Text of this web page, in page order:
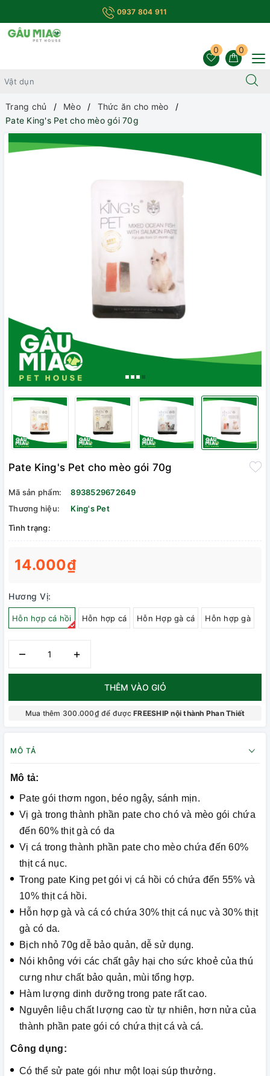
0937 804 911
0
0
Trang chủ Mèo
Thức ăn cho mèo
Pate King's Pet cho mèo gói 70g
Pate King's Pet cho mèo gói 70g
Mã sản phẩm:
8938529672649
Thương hiệu:
King's Pet
Tình trạng:
14.000₫
Hương Vị:
Hỗn hợp cá hồi Hỗn hợp cá Hỗn Hợp gà cá Hỗn hợp gà
– +
THÊM VÀO GIỎ
Mua thêm 300.000₫ để đượcFREESHIP nội thành Phan Thiết
MÔ TẢ
Mô tả:
Pate gói thơm ngon, béo ngậy, sánh mịn.
Vị gà trong thành phần pate cho chó và mèo gói chứa
đến 60% thịt gà có da
Vị cá trong thành phần pate cho mèo chứa đến 60%
thịt cá nục.
Trong pate King pet gói vị cá hồi có chứa đến 55% và
10% thịt cá hồi.
Hỗn hợp gà và cá có chứa 30% thịt cá nục và 30% thịt
gà có da.
Bịch nhỏ 70g dễ bảo quản, dễ sử dụng.
Nói không với các chất gây hại cho sức khoẻ của thú
cưng như chất bảo quản, mùi tổng hợp.
Hàm lượng dinh dưỡng trong pate rất cao.
Nguyên liệu chất lượng cao từ tự nhiên, hơn nửa của
thành phần pate gói có chứa thịt cá và cá.
Công dụng:
Có thể sử pate gói như một loại súp thưởng.